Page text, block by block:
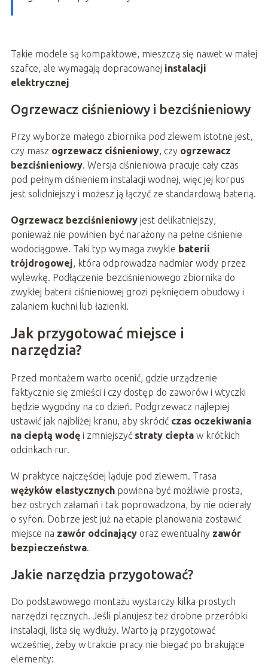
Takie modele są kompaktowe, mieszczą się nawet w małej
szafce, ale wymagają dopracowanej instalacji
elektrycznej
Ogrzewacz ciśnieniowy i bezciśnieniowy
Przy wyborze małego zbiornika pod zlewem istotne jest,
czy masz ogrzewacz ciśnieniowy, czy ogrzewacz
bezciśnieniowy. Wersja ciśnieniowa pracuje cały czas
pod pełnym ciśnieniem instalacji wodnej, więc jej korpus
jest solidniejszy i możesz ją łączyć ze standardową baterią.
Ogrzewacz bezciśnieniowyjest delikatniejszy,
ponieważ nie powinien być narażony na pełne ciśnienie
wodociągowe. Taki typ wymaga zwykle baterii
trójdrogowej , która odprowadza nadmiar wody przez
wylewkę. Podłączenie bezciśnieniowego zbiornika do
zwykłej baterii ciśnieniowej grozi pęknięciem obudowy i
zalaniem kuchni lub łazienki.
Jak przygotować miejsce i
narzędzia?
Przed montażem warto ocenić, gdzie urządzenie
faktycznie się zmieści i czy dostęp do zaworów i wtyczki
będzie wygodny na co dzień. Podgrzewacz najlepiej
ustawić jak najbliżej kranu, aby skrócić czas oczekiwania
na ciepłą wodęi zmniejszyć straty ciepław krótkich
odcinkach rur.
W praktyce najczęściej ląduje pod zlewem. Trasa
wężyków elastycznychpowinna być możliwie prosta,
bez ostrych załamań i tak poprowadzona, by nie ocierały
o syfon. Dobrze jest już na etapie planowania zostawić
miejsce na zawór odcinającyoraz ewentualny zawór
bezpieczeństwa.
Jakie narzędzia przygotować?
Do podstawowego montażu wystarczy kilka prostych
narzędzi ręcznych. Jeśli planujesz też drobne przeróbki
instalacji, lista się wydłuży. Warto ją przygotować
wcześniej, żeby w trakcie pracy nie biegać po brakujące
elementy: